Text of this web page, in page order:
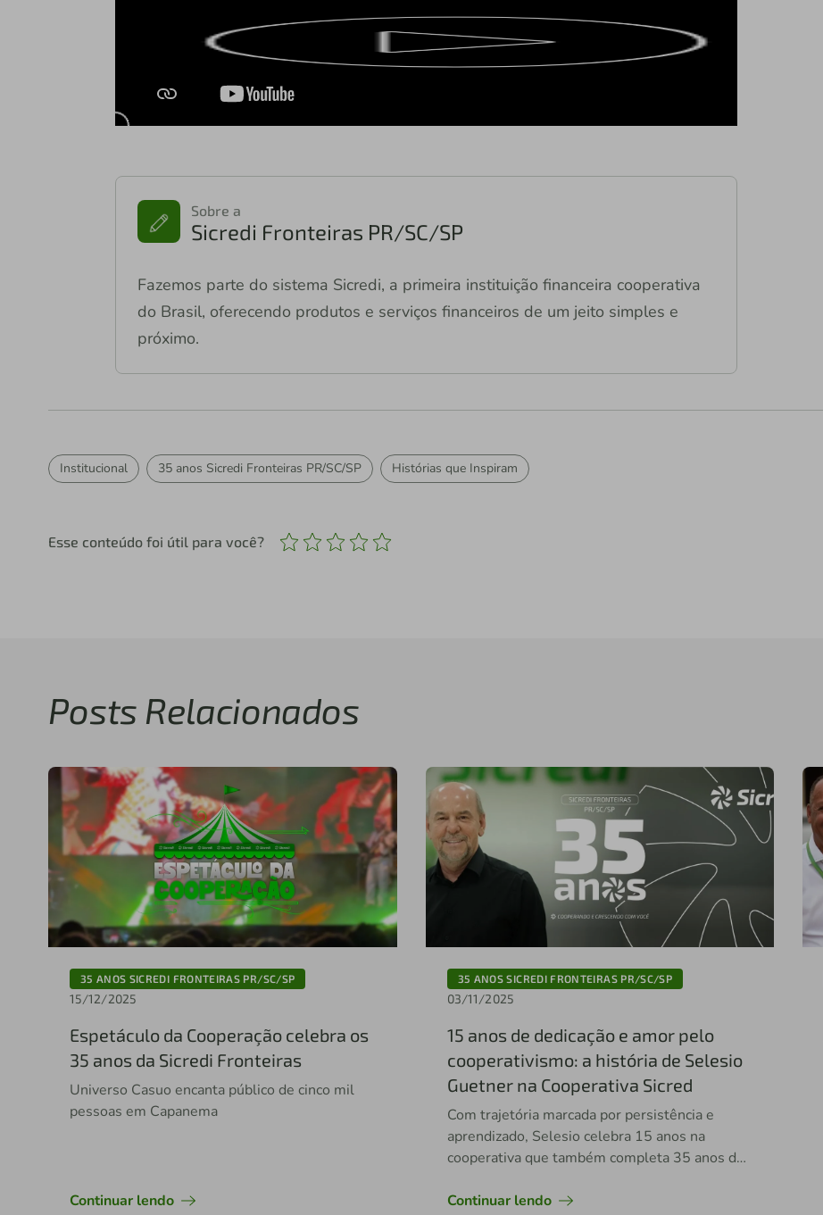
Sobre a
Sicredi Fronteiras PR/SC/SP
Fazemos parte do sistema Sicredi, a primeira instituição financeira cooperativa
do Brasil, oferecendo produtos e serviços financeiros de um jeito simples e
próximo.
Institucional 35 anos Sicredi Fronteiras PR/SC/SP Histórias que Inspiram
Esse conteúdo foi útil para você?
Posts Relacionados
35 ANOS SICREDI FRONTEIRAS PR/SC/SP
15/12/2025
Espetáculo da Cooperação celebra os
35 anos da Sicredi Fronteiras
Universo Casuo encanta público de cinco mil
pessoas em Capanema
Continuar lendo
35 ANOS SICREDI FRONTEIRAS PR/SC/SP
03/11/2025
15 anos de dedicação e amor pelo
cooperativismo: a história de Selesio
Guetner na Cooperativa Sicred
Com trajetória marcada por persistência e
aprendizado, Selesio celebra 15 anos na
cooperativa que também completa 35 anos de
Continuar lendo